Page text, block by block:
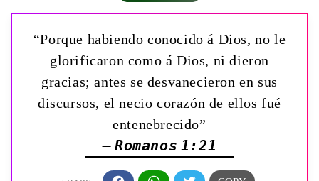
“Porque habiendo conocido á Dios, no le
glorificaron como á Dios, ni dieron
gracias; antes se desvanecieron en sus
discursos, el necio corazón de ellos fué
entenebrecido”
— Romanos 1:21